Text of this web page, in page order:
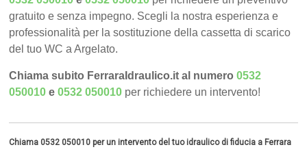
gratuito e senza impegno. Scegli la nostra esperienza e
professionalità per la sostituzione della cassetta di scarico
del tuo WC a Argelato.
Chiama subito FerraraIdraulico.it al numero0532
050010 e0532 050010 per richiedere un intervento!
Chiama 0532 050010 per un intervento del tuo idraulico di fiducia a Ferrara